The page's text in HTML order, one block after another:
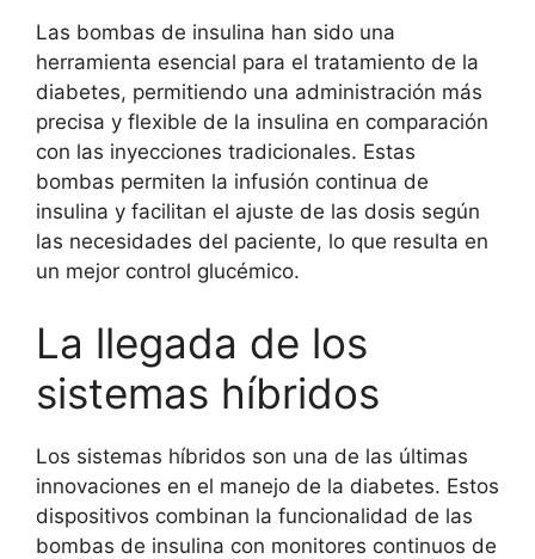
Las bombas de insulina han sido una
herramienta esencial para el tratamiento de la
diabetes, permitiendo una administración más
precisa y flexible de la insulina en comparación
con las inyecciones tradicionales. Estas
bombas permiten la infusión continua de
insulina y facilitan el ajuste de las dosis según
las necesidades del paciente, lo que resulta en
un mejor control glucémico.
La llegada de los
sistemas híbridos
Los sistemas híbridos son una de las últimas
innovaciones en el manejo de la diabetes. Estos
dispositivos combinan la funcionalidad de las
bombas de insulina con monitores continuos de